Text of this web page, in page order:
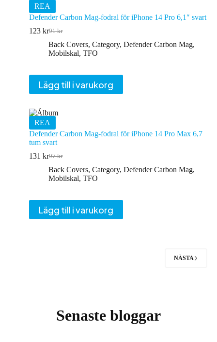
REA
Defender Carbon Mag-fodral för iPhone 14 Pro 6,1″ svart
91kr
Det
ursprungliga
priset
123 krDet
nuvarande
priset
Back Covers, Category, Defender Carbon Mag,
Mobilskal, TFO
Lägg till i varukorg
REA
Defender Carbon Mag-fodral för iPhone 14 Pro Max 6,7
tum svart
97kr
Det
ursprungliga
priset
131 krDet
nuvarande
priset
Back Covers, Category, Defender Carbon Mag,
Mobilskal, TFO
Lägg till i varukorg
NÄSTA
Senaste bloggar